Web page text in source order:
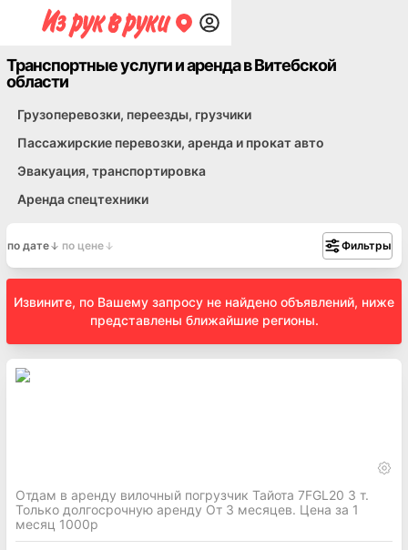
Транспортные услуги и аренда в Витебской
области
Грузоперевозки, переезды, грузчики
Пассажирские перевозки, аренда и прокат авто
Эвакуация, транспортировка
Аренда спецтехники
по дате по цене Фильтры
Извините, по Вашему запросу не найдено объявлений, ниже
представлены ближайшие регионы.
Отдам в аренду вилочный погрузчик Тайота 7FGL20 3 т.
Только долгосрочную аренду От 3 месяцев. Цена за 1
месяц 1000р